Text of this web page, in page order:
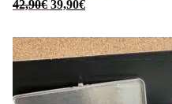
cassette –
années 80 – grand
coffret chocolat
original
42,90€prix
42,90€.
39,90€prix
39,90€.